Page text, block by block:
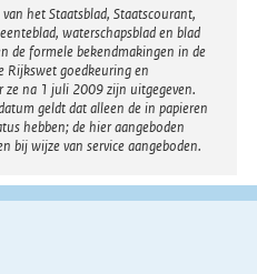
het Staatsblad, Staatscourant,
waterschapsblad en blad
de formele bekendmakingen in de
Rijkswet goedkeuring en
ze na 1 juli 2009 zijn uitgegeven.
geldt dat alleen de in papieren
hebben; de hier aangeboden
bij wijze van service aangeboden.